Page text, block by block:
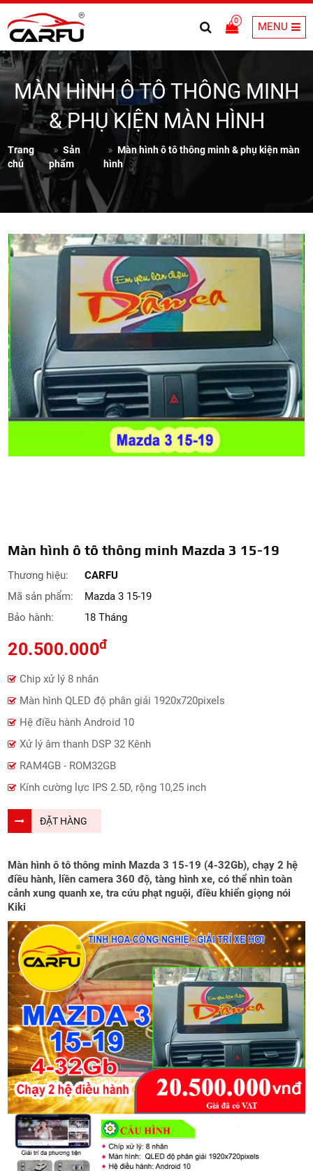
MENU
0
MÀN HÌNH Ô TÔ THÔNG MINH
& PHỤ KIỆN MÀN HÌNH
Trang
chủ
Sản
phẩm
Màn hình ô tô thông minh & phụ kiện màn
hình
Màn hình ô tô thông minh Mazda 3 15-19
Thương hiệu:
CARFU
Mã sản phẩm:
Mazda 3 15-19
Bảo hành:
18 Tháng
20.500.000đ
Chip xử lý 8 nhân
Màn hình QLED độ phân giải 1920x720pixels
Hệ điều hành Android 10
Xử lý âm thanh DSP 32 Kênh
RAM4GB - ROM32GB
Kính cường lực IPS 2.5D, rộng 10,25 inch
ĐẶT HÀNG
Màn hình ô tô thông minh Mazda 3 15-19 (4-32Gb), chạy 2 hệ
điều hành, liền camera 360 độ, tàng hình xe, có thể nhìn toàn
cảnh xung quanh xe, tra cứu phạt nguội, điều khiển giọng nói
Kiki